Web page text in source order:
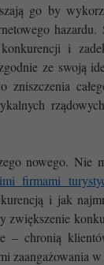
go by
i
ze swoją
nowego. Nie
firmami
i jak
zwiększenie
– chronią
zaangażowania